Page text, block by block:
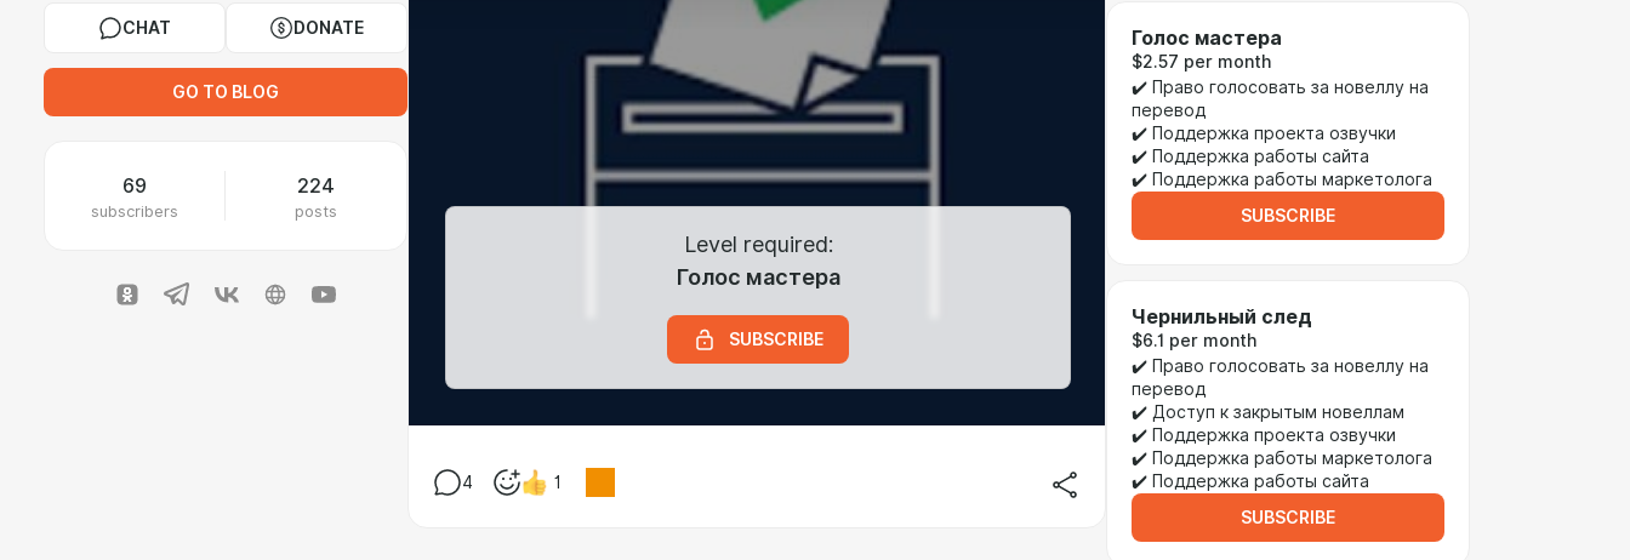
CHAT DONATE
GO TO BLOG
69
subscribers
224
posts
Level required:
Голос мастера
SUBSCRIBE
4 1
Голос мастера
$2.57 per month
✔️ Право голосовать за новеллу на
перевод
✔️ Поддержка проекта озвучки
✔️ Поддержка работы сайта
✔️ Поддержка работы маркетолога
SUBSCRIBE
Чернильный след
$6.1 per month
✔️ Право голосовать за новеллу на
перевод
✔️ Доступ к закрытым новеллам
✔️ Поддержка проекта озвучки
✔️ Поддержка работы маркетолога
✔️ Поддержка работы сайта
SUBSCRIBE